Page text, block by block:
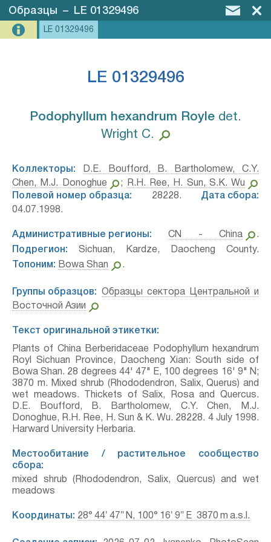
Образцы – LE 01329496
LE 01329496
LE 01329496
Podophyllum hexandrum Royle⁣ det.
Wright C.
Коллекторы:
D.E. Boufford, B. Bartholomew, C.Y.
Chen, M.J. Donoghue
;
R.H. Ree, H. Sun, S.K. Wu
Полевой номер образца: 28228. Дата сбора:
04.07.1998.
Административные регионы: CN - China
.
Подрегион: Sichuan, Kardze, Daocheng County.
Топоним: Bowa Shan .
Группы образцов:
Образцы сектора Центральной и
Восточной Азии
Текст оригинальной этикетки:
Plants of China Berberidaceae Podophyllum hexandrum
Royl Sichuan Province, Daocheng Xian: South side of
Bowa Shan. 28 degrees 44' 47" E, 100 degrees 16' 9" N;
3870 m. Mixed shrub (Rhododendron, Salix, Querus) and
wet meadows. Thickets of Salix, Rosa and Quercus.
D.E. Boufford, B. Bartholomew, C.Y. Chen, M.J.
Donoghue, R.H. Ree, H. Sun & K. Wu. 28228. 4 July 1998.
Harward University Herbaria.
Местообитание / растительное сообщество
сбора:
mixed shrub (Rhododendron, Salix, Quercus) and wet
meadows
Координаты: 28° 44′ 47″ N, 100° 16′ 9″ E 3870 m a.s.l.